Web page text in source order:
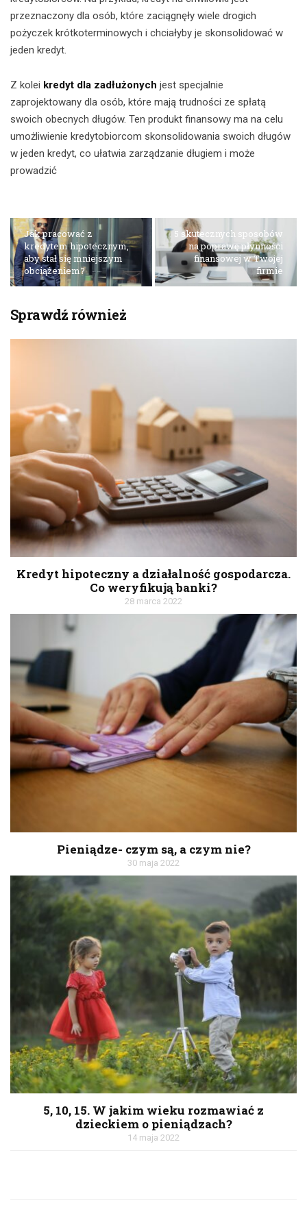
przeznaczony dla osób, które zaciągnęły wiele drogich
pożyczek krótkoterminowych i chciałyby je skonsolidować w
jeden kredyt.
Z kolei kredyt dla zadłużonych jest specjalnie
zaprojektowany dla osób, które mają trudności ze spłatą
swoich obecnych długów. Ten produkt finansowy ma na celu
umożliwienie kredytobiorcom skonsolidowania swoich długów
w jeden kredyt, co ułatwia zarządzanie długiem i może
prowadzić
Jak pracować z
kredytem hipotecznym,
aby stał się mniejszym
obciążeniem?
5 skutecznych sposobów
na poprawę płynności
finansowej w Twojej
firmie
Sprawdź również
Kredyt hipoteczny a działalność gospodarcza.
Co weryfikują banki?
28 marca 2022
Pieniądze- czym są, a czym nie?
30 maja 2022
5, 10, 15. W jakim wieku rozmawiać z
dzieckiem o pieniądzach?
14 maja 2022